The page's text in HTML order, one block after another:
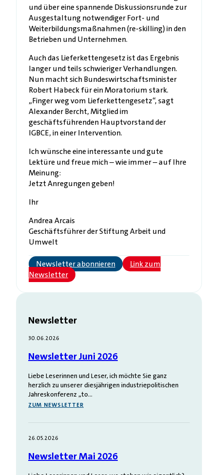
und über eine spannende Diskussionsrunde zur
Ausgestaltung notwendiger Fort- und
Weiterbildungsmaßnahmen (re-skilling) in den
Betrieben und Unternehmen.
Auch das Lieferkettengesetz ist das Ergebnis
langer und teils schwieriger Verhandlungen.
Nun macht sich Bundeswirtschaftsminister
Robert Habeck für ein Moratorium stark.
„Finger weg vom Lieferkettengesetz“, sagt
Alexander Bercht, Mitglied im
geschäftsführenden Hauptvorstand der
IGBCE, in einer Intervention.
Ich wünsche eine interessante und gute
Lektüre und freue mich – wie immer – auf Ihre
Meinung:
Jetzt Anregungen geben!
Ihr
Andrea Arcais
Geschäftsführer der Stiftung Arbeit und
Umwelt
Newsletter abonnieren
Link zum
Newsletter
Newsletter
30.06.2026
Newsletter Juni 2026
Liebe Leserinnen und Leser, ich möchte Sie ganz
herzlich zu unserer diesjährigen industriepolitischen
Jahreskonferenz „to…
ZUM NEWSLETTER
26.05.2026
Newsletter Mai 2026